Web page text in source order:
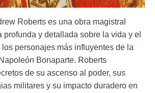
Roberts es una obra magistral
profunda y detallada sobre la vida y el
los personajes más influyentes de la
Bonaparte. Roberts
de su ascenso al poder, sus
militares y su impacto duradero en